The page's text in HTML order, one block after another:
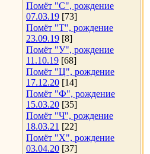
Помёт "С", рождение
07.03.19 [73]
Помёт "Т", рождение
23.09.19 [8]
Помёт "У", рождение
11.10.19 [68]
Помёт "Ц", рождение
17.12.20 [14]
Помёт "Ф", рождение
15.03.20 [35]
Помёт "Ч", рождение
18.03.21 [22]
Помёт "Х", рождение
03.04.20 [37]